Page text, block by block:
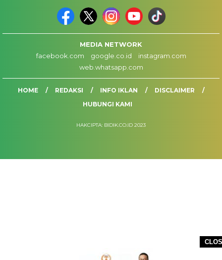
MEDIA NETWORK
facebook.com
google.co.id
instagram.com
web.whatsapp.com
HOME REDAKSI INFO IKLAN
DISCLAIMER
HUBUNGI KAMI
HAKCIPTA: BIDIK.CO.ID 2023